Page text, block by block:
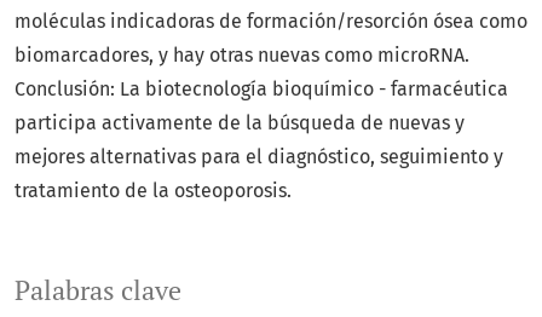
Palabras clave
moléculas indicadoras de formación/resorción ósea como
biomarcadores, y hay otras nuevas como microRNA.
Conclusión: La biotecnología bioquímico - farmacéutica
participa activamente de la búsqueda de nuevas y
mejores alternativas para el diagnóstico, seguimiento y
tratamiento de la osteoporosis.